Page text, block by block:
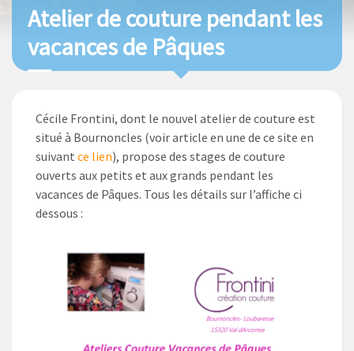
Atelier de couture pendant les
vacances de Pâques
Cécile Frontini, dont le nouvel atelier de couture est
situé à Bournoncles (voir article en une de ce site en
suivant ce lien), propose des stages de couture
ouverts aux petits et aux grands pendant les
vacances de Pâques. Tous les détails sur l’affiche ci
dessous :